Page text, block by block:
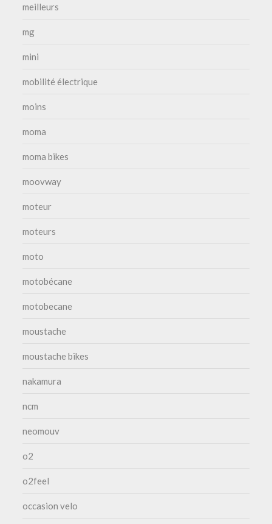
meilleurs
mg
mini
mobilité électrique
moins
moma
moma bikes
moovway
moteur
moteurs
moto
motobécane
motobecane
moustache
moustache bikes
nakamura
ncm
neomouv
o2
o2feel
occasion velo